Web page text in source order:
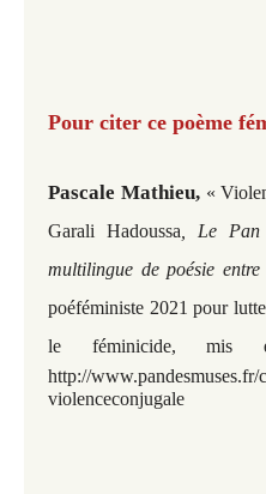
Pour citer ce poème
Pascale Mathieu, «
Garali Hadoussa , Le Pan
multilingue de poésie
poéféministe 2021 pour
le féminicide,
http://
violenceconjugale